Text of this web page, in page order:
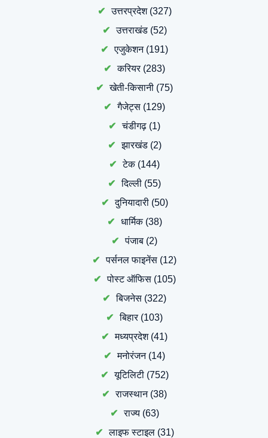
उत्तरप्रदेश(327)
उत्तराखंड(52)
एजुकेशन(191)
करियर(283)
खेती-किसानी (75)
गैजेट्स (129)
चंडीगढ़ (1)
झारखंड(2)
टेक(144)
दिल्ली (55)
दुनियादारी(50)
धार्मिक(38)
पंजाब (2)
पर्सनल फाइनेंस (12)
पोस्ट ऑफिस(105)
बिजनेस (322)
बिहार(103)
मध्यप्रदेश(41)
मनोरंजन(14)
यूटिलिटी(752)
राजस्थान(38)
राज्य(63)
लाइफ स्टाइल(31)